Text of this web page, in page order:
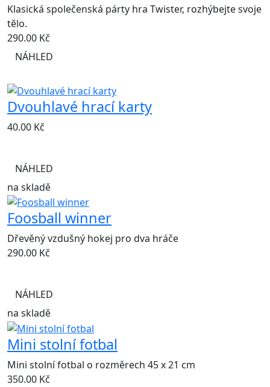
Klasická společenská párty hra Twister, rozhýbejte svoje
tělo.
290.00 Kč
NÁHLED
Dvouhlavé hrací karty
40.00 Kč
NÁHLED
na skladě
Foosball winner
Dřevěný vzdušný hokej pro dva hráče
290.00 Kč
NÁHLED
na skladě
Mini stolní fotbal
Mini stolní fotbal o rozměrech 45 x 21 cm
350.00 Kč